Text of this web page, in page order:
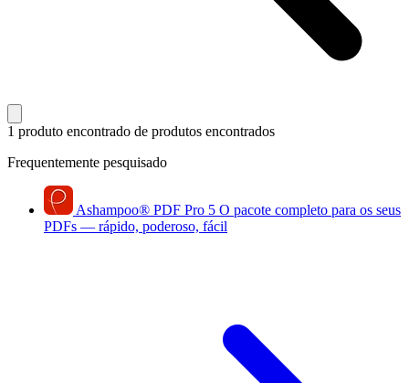
1 produto encontrado de produtos encontrados
Frequentemente pesquisado
Ashampoo® PDF Pro 5 O pacote completo para os seus
PDFs — rápido, poderoso, fácil